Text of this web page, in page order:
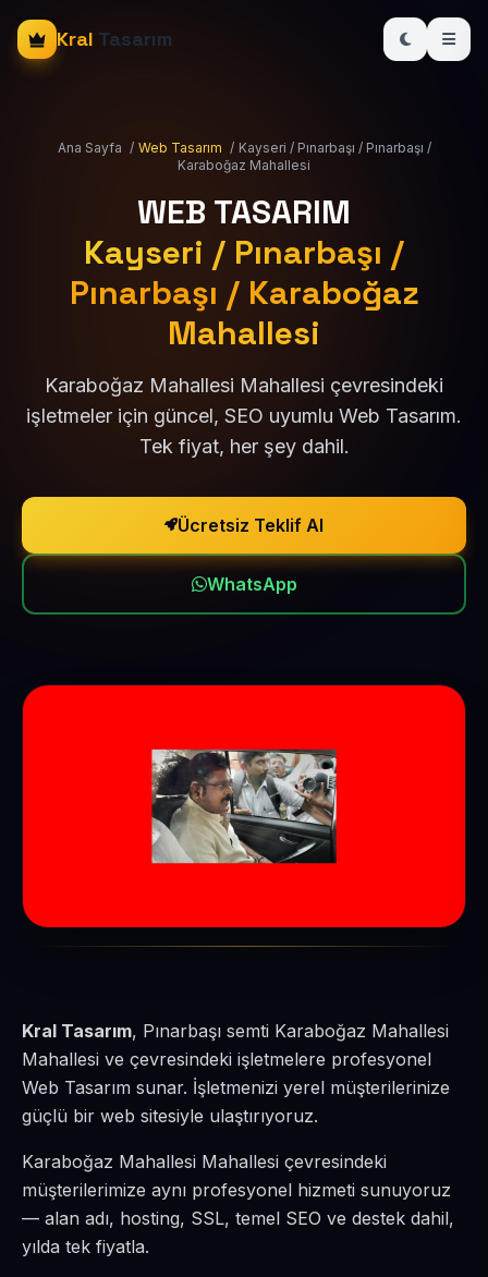
Kral Tasarım
Ana Sayfa / Web Tasarım / Kayseri / Pınarbaşı / Pınarbaşı /
Karaboğaz Mahallesi
WEB TASARIM
Kayseri / Pınarbaşı /
Pınarbaşı / Karaboğaz
Mahallesi
Karaboğaz Mahallesi Mahallesi çevresindeki
işletmeler için güncel, SEO uyumlu Web Tasarım.
Tek fiyat, her şey dahil.
Ücretsiz Teklif Al
WhatsApp
Kral Tasarım, Pınarbaşı semti Karaboğaz Mahallesi
Mahallesi ve çevresindeki işletmelere profesyonel
Web Tasarım sunar. İşletmenizi yerel müşterilerinize
güçlü bir web sitesiyle ulaştırıyoruz.
Karaboğaz Mahallesi Mahallesi çevresindeki
müşterilerimize aynı profesyonel hizmeti sunuyoruz
— alan adı, hosting, SSL, temel SEO ve destek dahil,
yılda tek fiyatla.